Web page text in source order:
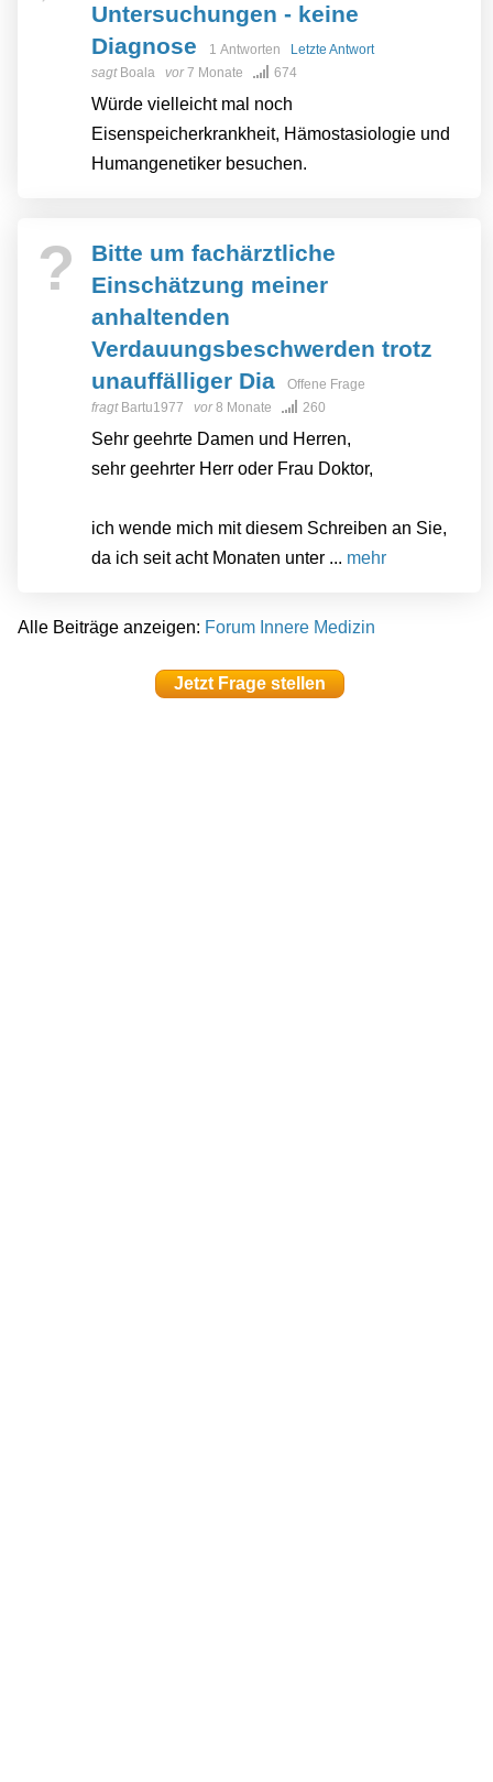
Untersuchungen - keine
Diagnose
1 Antworten Letzte Antwort
sagt Boala vor7 Monate 674
Würde vielleicht mal noch
Eisenspeicherkrankheit, Hämostasiologie und
Humangenetiker besuchen.
?
Bitte um fachärztliche
Einschätzung meiner
anhaltenden
Verdauungsbeschwerden trotz
unauffälliger Dia
Offene Frage
fragt Bartu1977 vor8 Monate 260
Sehr geehrte Damen und Herren,
sehr geehrter Herr oder Frau Doktor,
ich wende mich mit diesem Schreiben an Sie,
da ich seit acht Monaten unter ... mehr
Alle Beiträge anzeigen: Forum Innere Medizin
Jetzt Frage stellen